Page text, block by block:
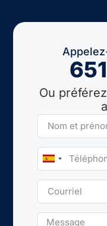
Ou
Spain
+34